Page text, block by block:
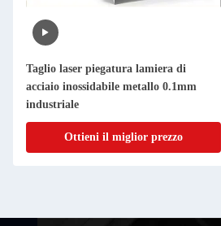
Taglio laser piegatura lamiera di
acciaio inossidabile metallo 0.1mm
industriale
Ottieni il miglior prezzo